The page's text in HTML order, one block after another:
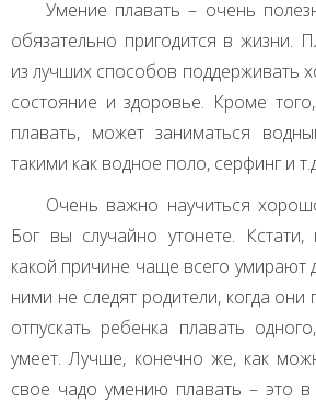
Умение плавать – очень
обязательно пригодится в жизни.
из лучших способов поддерживать
состояние и здоровье. Кроме
плавать, может заниматься
такими как водное поло, серфинг и
Очень важно научиться
Бог вы случайно утонете.
какой причине чаще всего умирают
ними не следят родители, когда они
отпускать ребенка плавать
умеет. Лучше, конечно же, как
свое чадо умению плавать – это в